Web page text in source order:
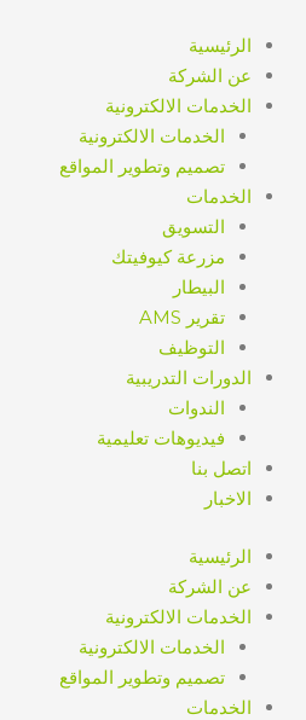
المحتوى
الرئيسية
عن الشركة
الخدمات الالكترونية
الخدمات الالكترونية
تصميم وتطوير المواقع
الخدمات
التسويق
مزرعة كيوفيتك
البيطار
تقرير AMS
التوظيف
الدورات التدريبية
الندوات
فيديوهات تعليمية
اتصل بنا
الاخبار
الرئيسية
عن الشركة
الخدمات الالكترونية
الخدمات الالكترونية
تصميم وتطوير المواقع
الخدمات